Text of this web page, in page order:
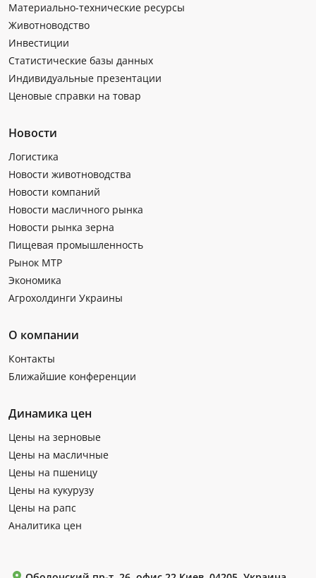
Материально-технические ресурсы
Животноводство
Инвестиции
Статистические базы данных
Индивидуальные презентации
Ценовые справки на товар
Новости
Логистика
Новости животноводства
Новости компаний
Новости масличного рынка
Новости рынка зерна
Пищевая промышленность
Рынок МТР
Экономика
Агрохолдинги Украины
О компании
Контакты
Ближайшие конференции
Динамика цен
Цены на зерновые
Цены на масличные
Цены на пшеницу
Цены на кукурузу
Цены на рапс
Аналитика цен